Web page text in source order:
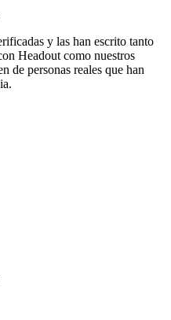
y las han escrito tanto
Headout como nuestros
de personas reales que han